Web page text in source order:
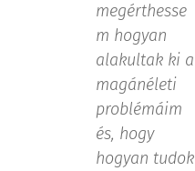
megérthesse
m hogyan
alakultak ki a
magánéleti
problémáim
és, hogy
hogyan tudok